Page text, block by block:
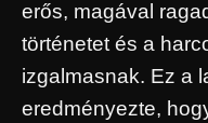
erős, magával
történetet és a
izgalmasnak. Ez a
eredményezte,